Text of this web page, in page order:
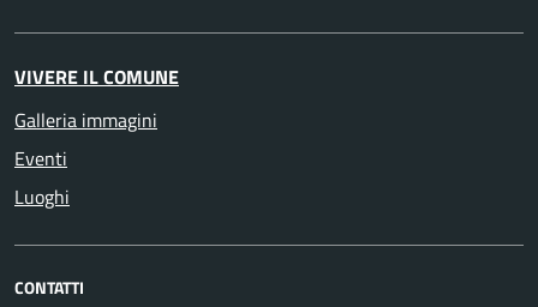
VIVERE IL COMUNE
Galleria immagini
Eventi
Luoghi
CONTATTI